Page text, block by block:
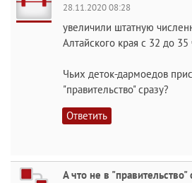
28.11.2020 08:28
увеличили штатную
Алтайского края с 32 до 35
Чьих деток-дармоедов
"правительство" сразу?
Ответить
А что не в "правительство"